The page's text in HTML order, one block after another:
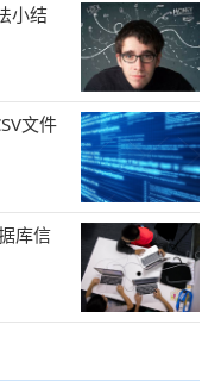
小结
文件
库信